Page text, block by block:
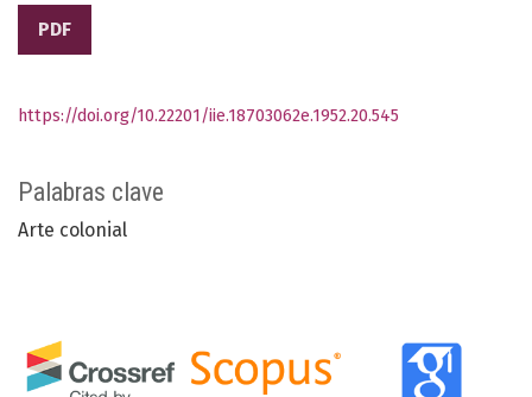
PDF
Palabras clave
Arte colonial
https://doi.org/10.22201/iie.18703062e.1952.20.545